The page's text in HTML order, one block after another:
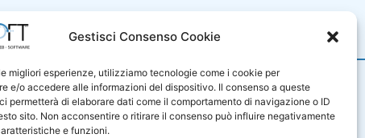
Gestisci Consenso Cookie
migliori esperienze, utilizziamo tecnologie come i cookie per
e/o accedere alle informazioni del dispositivo. Il consenso a queste
permetterà di elaborare dati come il comportamento di navigazione o ID
sito. Non acconsentire o ritirare il consenso può influire negativamente
e funzioni.
Vendita
di sistemi e prodotti
di servizi professionali nel
certificati in base alla